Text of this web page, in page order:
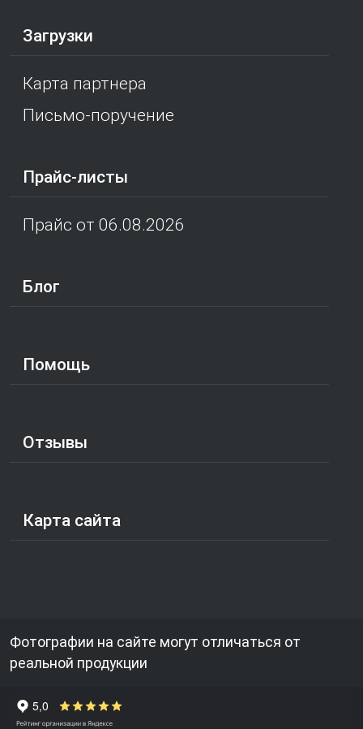
Загрузки
Карта партнера
Письмо-поручение
Прайс-листы
Прайс от 06.08.2026
Блог
Помощь
Отзывы
Карта сайта
Фотографии на сайте могут отличаться от
реальной продукции